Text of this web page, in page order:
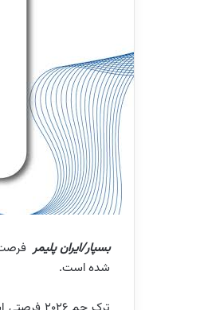
بسپار/ایران پلیمر
شده است.